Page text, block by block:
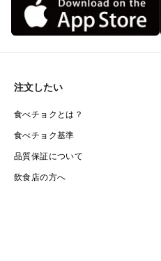
注文したい
食べチョクとは？
食べチョク基準
品質保証について
飲食店の方へ